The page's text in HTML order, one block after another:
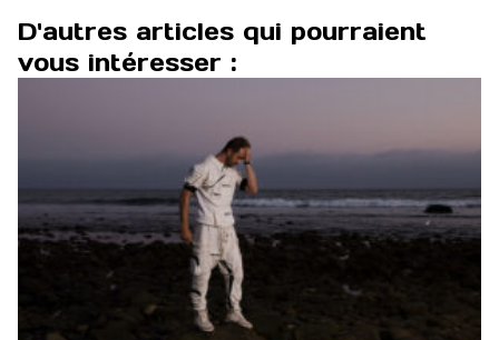
D'autres articles qui pourraient
vous intéresser :